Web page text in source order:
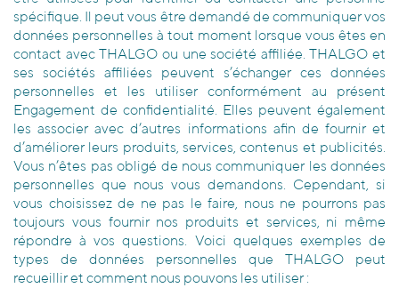
spécifique. Il peut vous être demandé de communiquer vos
données personnelles à tout moment lorsque vous êtes en
contact avec THALGO ou une société affiliée. THALGO et
ses sociétés affiliées peuvent s’échanger ces données
personnelles et les utiliser conformément au présent
Engagement de confidentialité. Elles peuvent également
les associer avec d’autres informations afin de fournir et
d’améliorer leurs produits, services, contenus et publicités.
Vous n’êtes pas obligé de nous communiquer les données
personnelles que nous vous demandons. Cependant, si
vous choisissez de ne pas le faire, nous ne pourrons pas
toujours vous fournir nos produits et services, ni même
répondre à vos questions. Voici quelques exemples de
types de données personnelles que THALGO peut
recueillir et comment nous pouvons les utiliser :